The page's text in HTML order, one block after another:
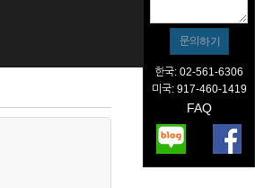
한국: 02-561-6306
미국: 917-460-1419
FAQ